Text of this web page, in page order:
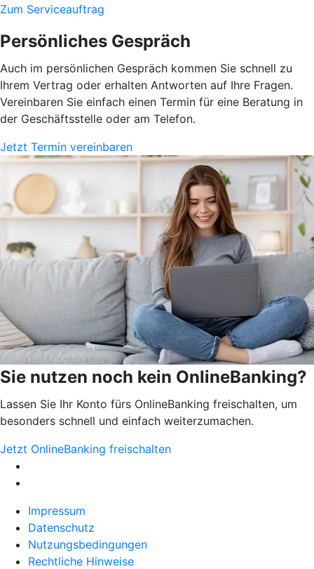
Zum Serviceauftrag
Persönliches Gespräch
Auch im persönlichen Gespräch kommen Sie schnell zu
Ihrem Vertrag oder erhalten Antworten auf Ihre Fragen.
Vereinbaren Sie einfach einen Termin für eine Beratung in
der Geschäftsstelle oder am Telefon.
Jetzt Termin vereinbaren
Sie nutzen noch kein OnlineBanking?
Lassen Sie Ihr Konto fürs OnlineBanking freischalten, um
besonders schnell und einfach weiterzumachen.
Jetzt OnlineBanking freischalten
Impressum
Datenschutz
Nutzungsbedingungen
Rechtliche Hinweise